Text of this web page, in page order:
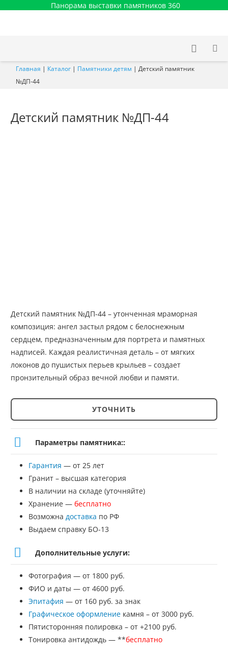
Панорама выставки памятников 360
Главная | Каталог | Памятники детям | Детский памятник
№ДП-44
Детский памятник №ДП-44
Детский памятник №ДП-44 – утонченная мраморная
композиция: ангел застыл рядом с белоснежным
сердцем, предназначенным для портрета и памятных
надписей. Каждая реалистичная деталь – от мягких
локонов до пушистых перьев крыльев – создает
пронзительный образ вечной любви и памяти.
Количество
товара
Детский
памятник
№ДП-44
УТОЧНИТЬ
Параметры памятника::
Гарантия — от 25 лет
Гранит – высшая категория
В наличии на складе (уточняйте)
Хранение — бесплатно
Возможна доставка по РФ
Выдаем справку БО-13
Дополнительные услуги:
Фотография — от 1800 руб.
ФИО и даты — от 4600 руб.
Эпитафия — от 160 руб. за знак
Графическое оформление камня – от 3000 руб.
Пятисторонняя полировка – от +2100 руб.
Тонировка антидождь — **бесплатно